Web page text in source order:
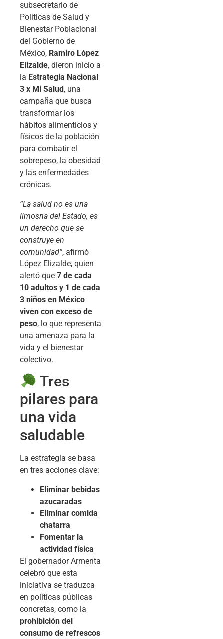
subsecretario de
Políticas de Salud y
Bienestar Poblacional
del Gobierno de
México, Ramiro López
Elizalde, dieron inicio a
la Estrategia Nacional
3 x Mi Salud , una
campaña que busca
transformar los
hábitos alimenticios y
físicos de la población
para combatir el
sobrepeso, la obesidad
y las enfermedades
crónicas.
“La salud no es una
limosna del Estado, es
un derecho que se
construye en
comunidad”, afirmó
López Elizalde, quien
alertó que 7 de cada
10 adultos y 1 de cada
3 niños en México
viven con exceso de
peso, lo que representa
una amenaza para la
vida y el bienestar
colectivo.
Tres
pilares para
una vida
saludable
La estrategia se basa
en tres acciones clave:
Eliminar bebidas
azucaradas
Eliminar comida
chatarra
Fomentar la
actividad física
El gobernador Armenta
celebró que esta
iniciativa se traduzca
en políticas públicas
concretas, como la
prohibición del
consumo de refrescos